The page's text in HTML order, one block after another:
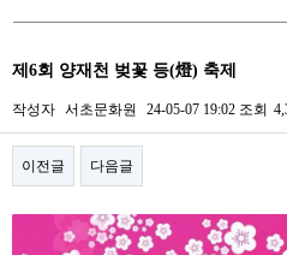
제6회 양재천 벚꽃 등(燈) 축제
작성자 서초문화원 24-05-07 19:02 조회
이전글 다음글